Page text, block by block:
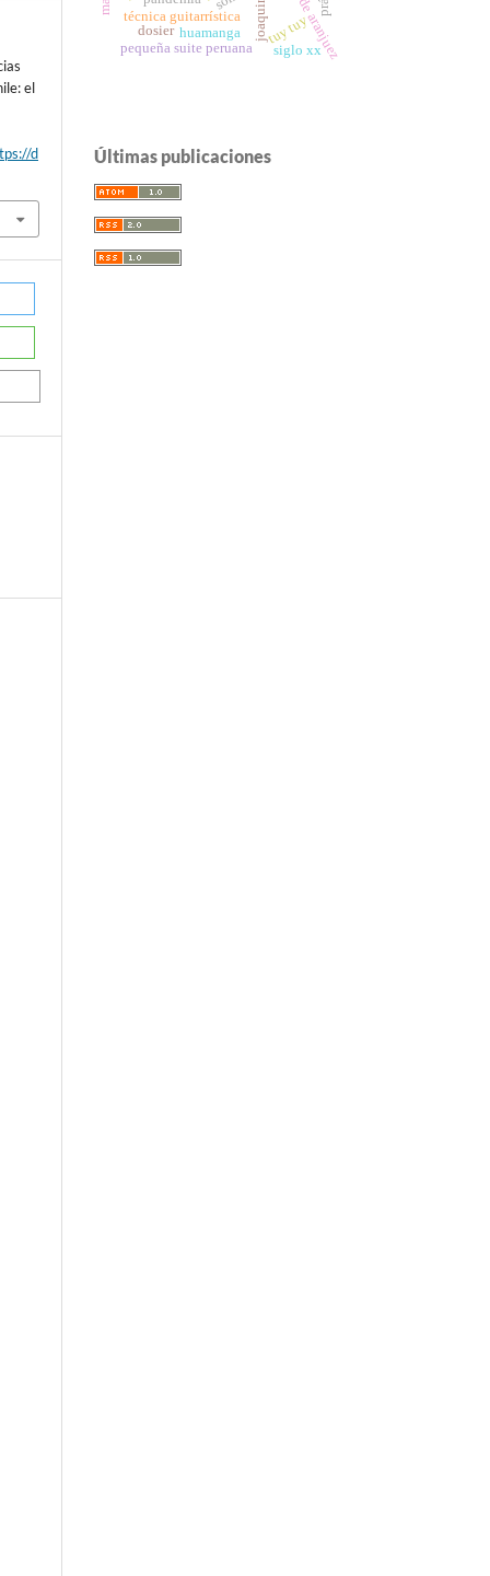
el
d
técnica guitarrística tuy tuy
huamanga
pequeña suite peruana siglo xx
dosier
Últimas publicaciones